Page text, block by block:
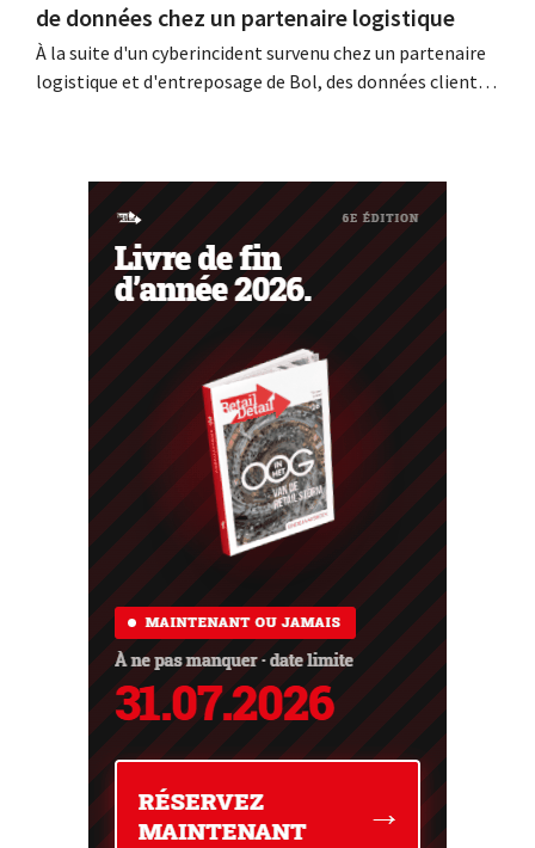
de données chez un partenaire logistique
À la suite d'un cyberincident survenu chez un partenaire
logistique et d'entreposage de Bol, des données clients